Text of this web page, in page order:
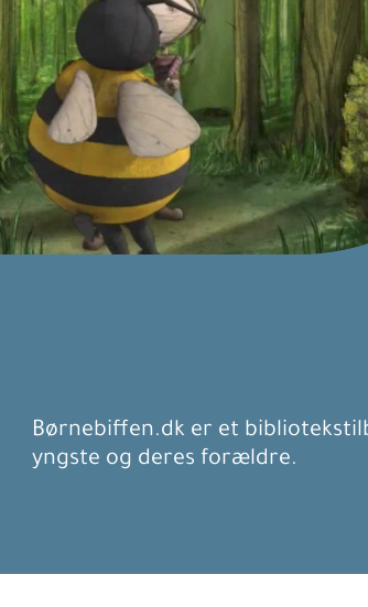
Børnebiffen.dk er et
yngste og deres forældre.